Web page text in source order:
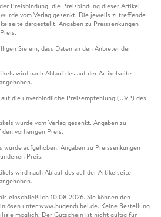
Preisbindung, die Preisbindung dieser Artikel
vom Verlag gesenkt. Die jeweils zutreffende
dargestellt. Angaben zu Preissenkungen
Sie ein, dass Daten an den Anbieter der
wird nach Ablauf des auf der Artikelseite
die unverbindliche Preisempfehlung (UVP) des
wurde vom Verlag gesenkt. Angaben zu
vorherigen Preis.
aufgehoben. Angaben zu Preissenkungen
Preis.
wird nach Ablauf des auf der Artikelseite
einschließlich 10.08.2026. Sie können den
unter www.hugendubel.de. Keine Bestellung
möglich. Der Gutschein ist nicht gültig für